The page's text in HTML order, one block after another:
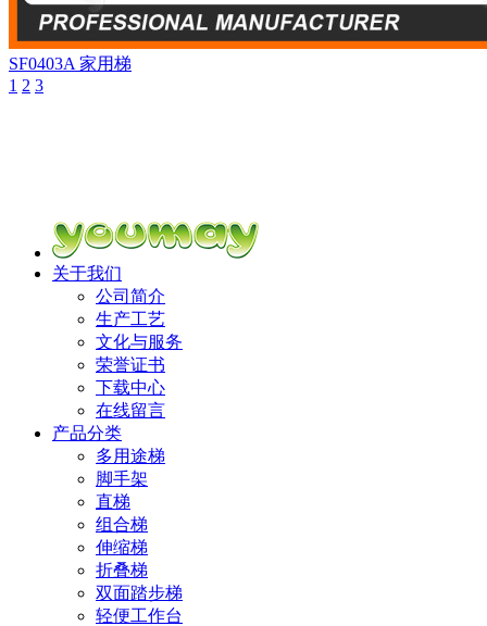
SF0403A 家用梯
1 2 3
关于我们
公司简介
生产工艺
文化与服务
荣誉证书
下载中心
在线留言
产品分类
多用途梯
脚手架
直梯
组合梯
伸缩梯
折叠梯
双面踏步梯
轻便工作台